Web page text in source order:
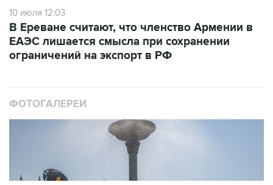
10 июля 12:03
В Ереване считают, что членство Армении в
ЕАЭС лишается смысла при сохранении
ограничений на экспорт в РФ
ФОТОГАЛЕРЕИ